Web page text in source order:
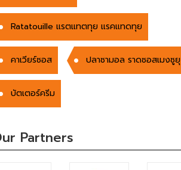
Ratatouille แรตแทตทุย แรคแทดทุย
คาเวียร์ซอส ปลาซามอล ราดซอสเมงซูยุ
บัตเตอร์ครีม
Partners